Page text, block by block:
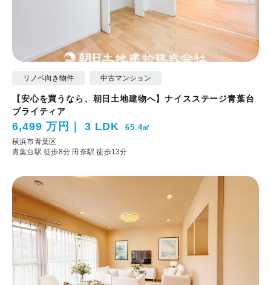
リノベ向き物件 中古マンション
【安心を買うなら、朝日土地建物へ】ナイスステージ青葉台
ブライティア
6,499 万円 3 LDK 65.4㎡
横浜市青葉区
青葉台駅 徒歩8分 田奈駅 徒歩13分